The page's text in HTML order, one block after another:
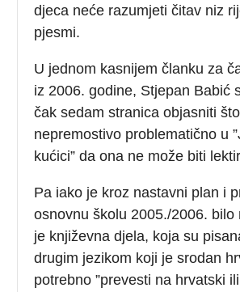
djeca neće razumjeti čitav niz
pjesmi.
U jednom kasnijem članku za
iz 2006. godine, Stjepan Babić
čak sedam stranica objasniti
nepremostivo problematično u
kućici” da ona ne može biti
Pa iako je kroz nastavni plan i
osnovnu školu 2005./2006. bilo
je književna djela, koja su
drugim jezikom koji je srodan
potrebno ”prevesti na hrvatski